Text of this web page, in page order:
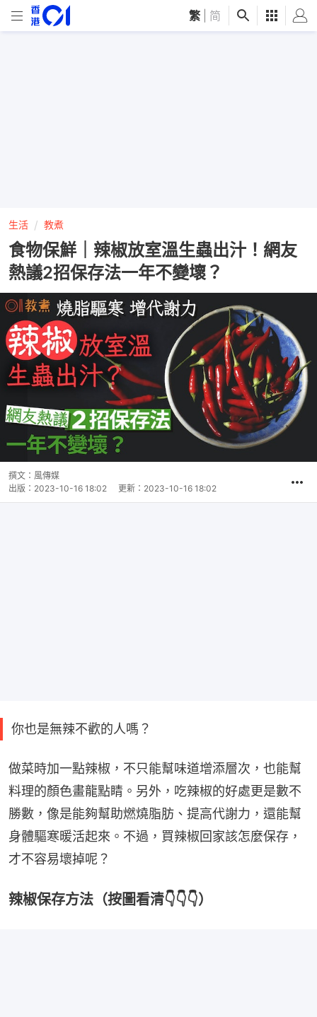
繁 简
生活 教煮
食物保鮮｜辣椒放室溫生蟲出汁！網友
熱議2招保存法一年不變壞？
撰文： 風傳媒
出版： 2023-10-16 18:02 更新： 2023-10-16 18:02
你也是無辣不歡的人嗎？
做菜時加一點辣椒，不只能幫味道增添層次，也能幫
料理的顏色畫龍點睛。另外，吃辣椒的好處更是數不
勝數，像是能夠幫助燃燒脂肪、提高代謝力，還能幫
身體驅寒暖活起來。不過，買辣椒回家該怎麼保存，
才不容易壞掉呢？
辣椒保存方法（按圖看清👇👇👇）